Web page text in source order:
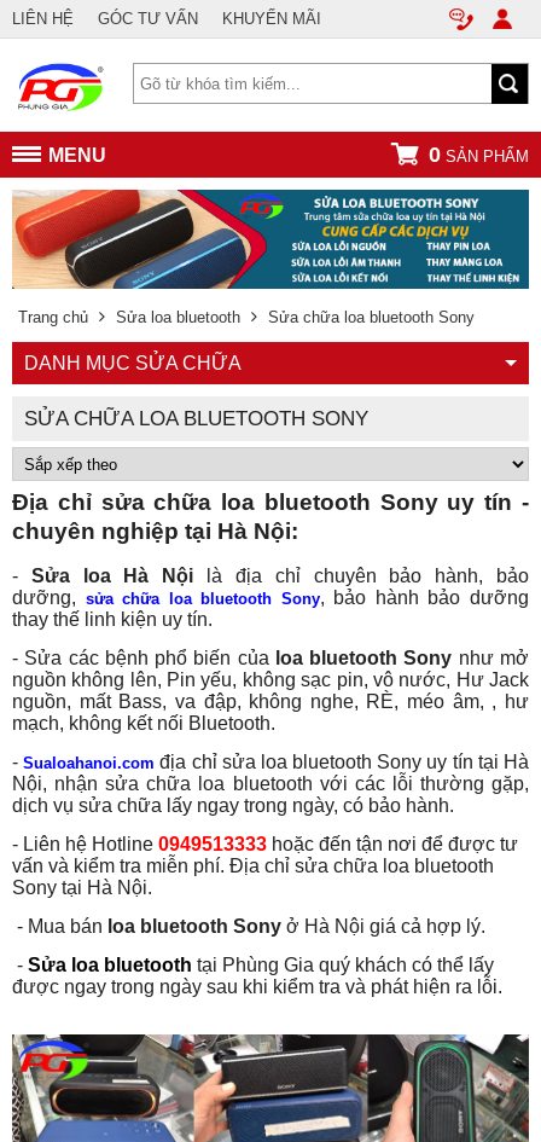
LIÊN HỆ GÓC TƯ VẤN KHUYẾN MÃI
MENU 0 SẢN PHẨM
Trang chủ Sửa loa bluetooth Sửa chữa loa bluetooth Sony
DANH MỤC SỬA CHỮA
SỬA CHỮA LOA BLUETOOTH SONY
Địa chỉ sửa chữa loa bluetooth Sony uy tín -
chuyên nghiệp tại Hà Nội:
- Sửa loa Hà Nội là địa chỉ chuyên bảo hành, bảo
dưỡng, sửa chữa loa bluetooth Sony, bảo hành bảo dưỡng
thay thế linh kiện uy tín.
- Sửa các bệnh phổ biến của loa bluetooth Sony như mở
nguồn không lên, Pin yếu, không sạc pin, vô nước, Hư Jack
nguồn, mất Bass, va đập, không nghe, RÈ, méo âm, , hư
mạch, không kết nối Bluetooth.
-Sualoahanoi.com địa chỉ sửa loa bluetooth Sony uy tín tại Hà
Nội, nhận sửa chữa loa bluetooth với các lỗi thường gặp,
dịch vụ sửa chữa lấy ngay trong ngày, có bảo hành.
- Liên hệ Hotline 0949513333 hoặc đến tận nơi để được tư
vấn và kiểm tra miễn phí. Địa chỉ sửa chữa loa bluetooth
Sony tại Hà Nội.
- Mua bán loa bluetooth Sony ở Hà Nội giá cả hợp lý.
- Sửa loa bluetooth tại Phùng Gia quý khách có thể lấy
được ngay trong ngày sau khi kiểm tra và phát hiện ra lỗi.